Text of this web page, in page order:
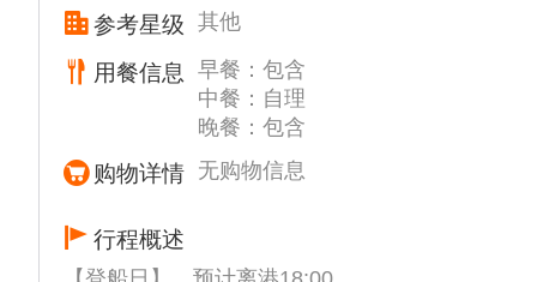
宴，招待其他国家的领导人。
【卡尔约翰大街】,漫步卡尔约翰大街，作为
挪威最具规模的商业步行街，街两侧挤满了百
年以上的建筑，它们风格各异，造型别致，一
座挨着一座，犹如建筑博览会。
【奥斯陆市政厅】外观,市政厅是1950年为纪
念奥斯陆建城900周年而建造的，也被称作“双
塔红砖”，周围有大量雕塑，表现了挪威人生
活的各个方面。也是诺贝尔奖颁奖地之一。
参考星级 其他
用餐信息
早餐：包含
中餐：自理
晚餐：包含
购物详情 无购物信息
行程概述